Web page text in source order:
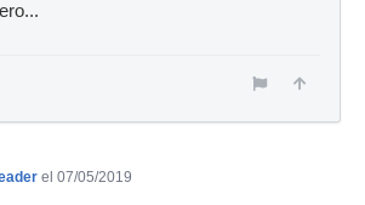
el 07/05/2019